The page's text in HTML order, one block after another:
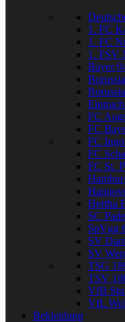
1. FC
1. FC
1. FSV
Bayer
FC
FC
FC
FC
FC St.
Hertha
SC
SpVgg
SV
SV
TSG
TSV
VfB
VfL
Bekleidung